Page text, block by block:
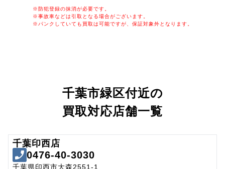
※防犯登録の抹消が必要です。
※事故車などは引取となる場合がございます。
※パンクしていても買取は可能ですが、保証対象外となります。
千葉市緑区付近の
買取対応店舗一覧
千葉印西店
0476-40-3030
千葉県印西市大森2551-1